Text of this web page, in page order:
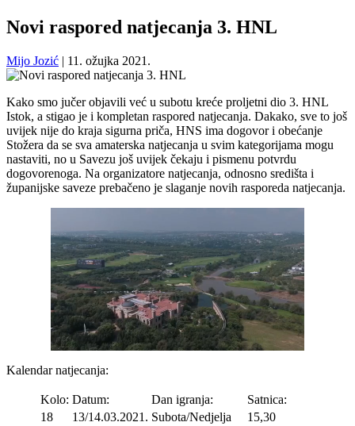
Novi raspored natjecanja 3. HNL
Mijo Jozić | 11. ožujka 2021.
Kako smo jučer objavili već u subotu kreće proljetni dio 3. HNL
Istok, a stigao je i kompletan raspored natjecanja. Dakako, sve to još
uvijek nije do kraja sigurna priča, HNS ima dogovor i obećanje
Stožera da se sva amaterska natjecanja u svim kategorijama mogu
nastaviti, no u Savezu još uvijek čekaju i pismenu potvrdu
dogovorenoga. Na organizatore natjecanja, odnosno središta i
županijske saveze prebačeno je slaganje novih rasporeda natjecanja.
Kalendar natjecanja:
Kolo: Datum: Dan igranja:
Satnica:
18
13/14.03.2021. Subota/Nedjelja
15,30